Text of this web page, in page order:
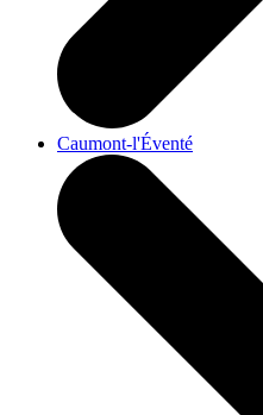
Caumont-l'Éventé